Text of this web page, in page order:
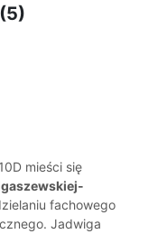
(5)
mieści się
fachowego
Jadwiga